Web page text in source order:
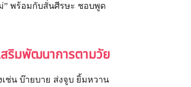
” พร้อมกับสั่นศีรษะ ชอบพูด
ริมพัฒนาการตามวัย
ช่น บ๊ายบาย ส่งจูบ ยิ้มหวาน